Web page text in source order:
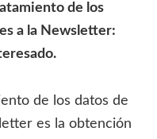
de los
a la Newsletter:
de los datos de
es la obtención